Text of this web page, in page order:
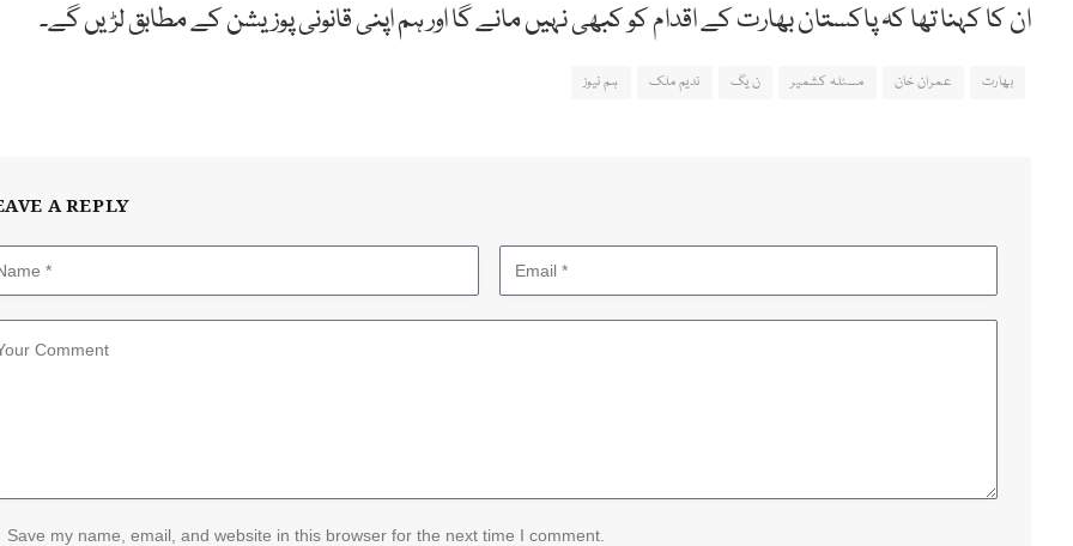
ان کا کہنا تھا کہ پاکستان بھارت کے اقدام کو کبھی نہیں مانے گا اور ہم اپنی قانونی پوزیشن کے مطابق لڑیں گے۔
بھارت عمران خان مسئلہ کشمیر ن یگ ندیم ملک ہم نیوز
A REPLY
Save my name, email, and website in this browser for the next time I comment.